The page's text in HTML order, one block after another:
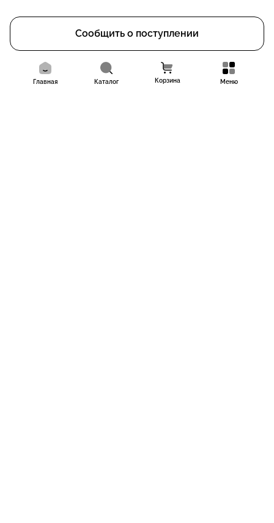
Сообщить о поступлении
Главная Каталог Корзина Меню